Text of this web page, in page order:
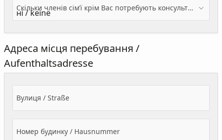
Скільки членів сім’ї крім Вас потребують консультації? / Wieviele Familienmitglieder brauchen Beratung - zusätzlich zu Ihnen?
Адреса місця перебування /
Aufenthaltsadresse
Вулиця / Straße
Номер будинку / Hausnummer